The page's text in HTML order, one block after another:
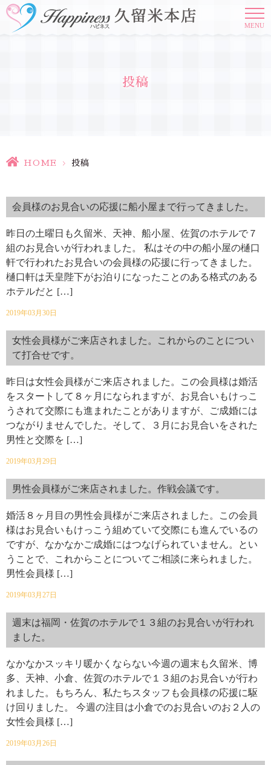
MENU
投稿
HOME > 投稿
会員様のお見合いの応援に船小屋まで行ってきました。
昨日の土曜日も久留米、天神、船小屋、佐賀のホテルで７
組のお見合いが行われました。 私はその中の船小屋の樋口
軒で行われたお見合いの会員様の応援に行ってきました。
樋口軒は天皇陛下がお泊りになったことのある格式のある
ホテルだと […]
2019年03月30日
女性会員様がご来店されました。これからのことについ
て打合せです。
昨日は女性会員様がご来店されました。この会員様は婚活
をスタートして８ヶ月になられますが、お見合いもけっこ
うされて交際にも進まれたことがありますが、ご成婚には
つながりませんでした。そして、３月にお見合いをされた
男性と交際を […]
2019年03月29日
男性会員様がご来店されました。作戦会議です。
婚活８ヶ月目の男性会員様がご来店されました。この会員
様はお見合いもけっこう組めていて交際にも進んでいるの
ですが、なかなかご成婚にはつなげられていません。とい
うことで、これからことについてご相談に来られました。
男性会員様 […]
2019年03月27日
週末は福岡・佐賀のホテルで１３組のお見合いが行われ
ました。
なかなかスッキリ暖かくならない今週の週末も久留米、博
多、天神、小倉、佐賀のホテルで１３組のお見合いが行わ
れました。もちろん、私たちスタッフも会員様の応援に駆
け回りました。 今週の注目は小倉でのお見合いのお２人の
女性会員様 […]
2019年03月26日